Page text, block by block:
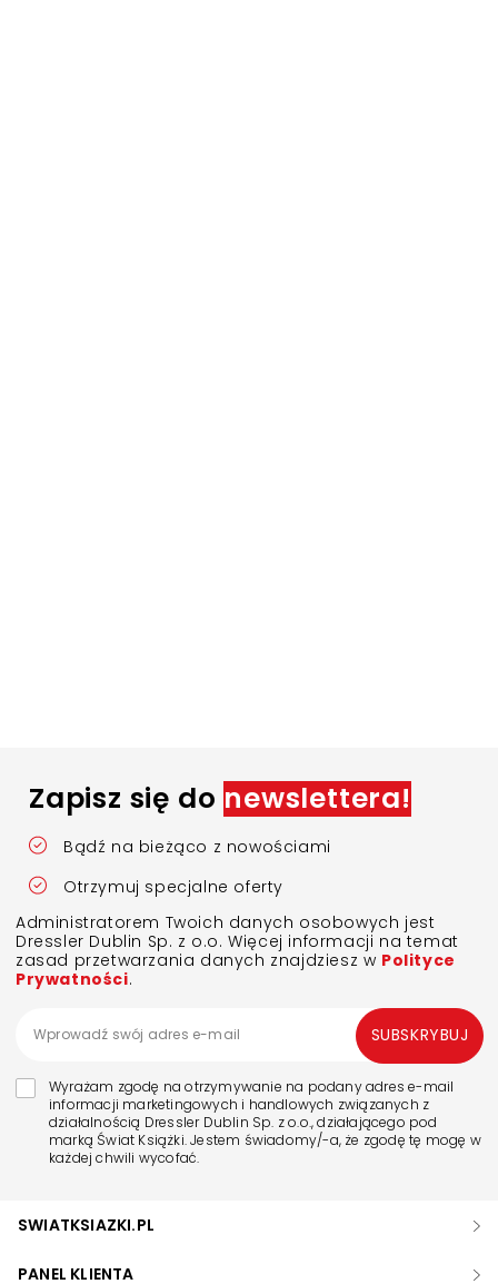
Zapisz się do newslettera!
Bądź na bieżąco z nowościami
Otrzymuj specjalne oferty
Administratorem Twoich danych osobowych jest
Dressler Dublin Sp. z o.o. Więcej informacji na temat
zasad przetwarzania danych znajdziesz w Polityce
Prywatności.
Wyrażam zgodę na otrzymywanie na podany adres e-mail
informacji marketingowych i handlowych związanych z
działalnością Dressler Dublin Sp. z o.o., działającego pod
marką Świat Książki. Jestem świadomy/-a, że zgodę tę mogę w
każdej chwili wycofać.
SUBSKRYBUJ
SWIATKSIAZKI.PL
PANEL KLIENTA